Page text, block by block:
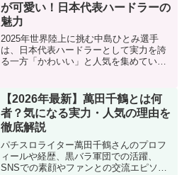
が可愛い！日本代表ハードラーの
魅力
2025年世界陸上に挑む中島ひとみ選手
は、日本代表ハードラーとして実力を誇
る一方「かわいい」と人気を集めていま
で魅力を徹底紹介します。
【2026年最新】萬田千鶴とは何
者？気になる実力・人気の理由を
徹底解説
パチスロライター萬田千鶴さんのプロフ
ィールや経歴、黒バラ軍団での活躍、
SNSでの素顔やファンとの交流エピソー